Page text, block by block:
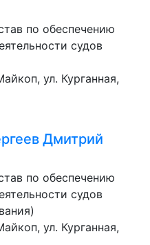
по обеспечению
судов
ул. Курганная,
Дмитрий
по обеспечению
судов
ул. Курганная,